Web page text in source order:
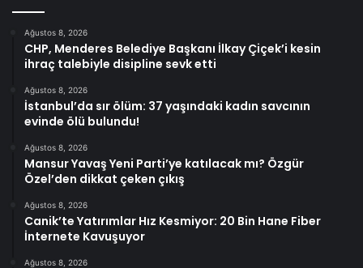
Ağustos 8, 2026
CHP, Menderes Belediye Başkanı İlkay Çiçek’i kesin
ihraç talebiyle disipline sevk etti
Ağustos 8, 2026
İstanbul’da sır ölüm: 37 yaşındaki kadın savcının
evinde ölü bulundu!
Ağustos 8, 2026
Mansur Yavaş Yeni Parti’ye katılacak mı? Özgür
Özel’den dikkat çeken çıkış
Ağustos 8, 2026
Canik’te Yatırımlar Hız Kesmiyor: 20 Bin Hane Fiber
İnternete Kavuşuyor
Ağustos 8, 2026